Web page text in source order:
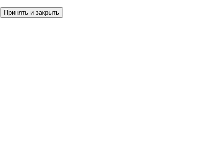
Принять и закрыть